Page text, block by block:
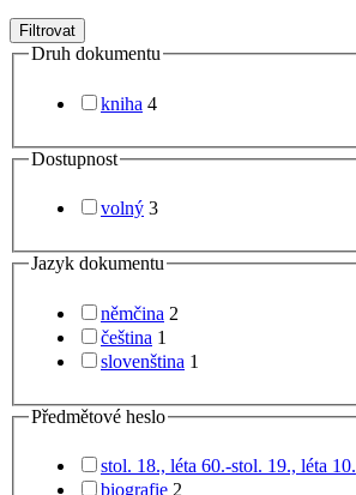
Filtrovat
Druh dokumentu
kniha 4
Dostupnost
volný 3
Jazyk dokumentu
němčina 2
čeština 1
slovenština 1
Předmětové heslo
stol. 18., léta 60.-stol. 19., léta 10.
biografie 2